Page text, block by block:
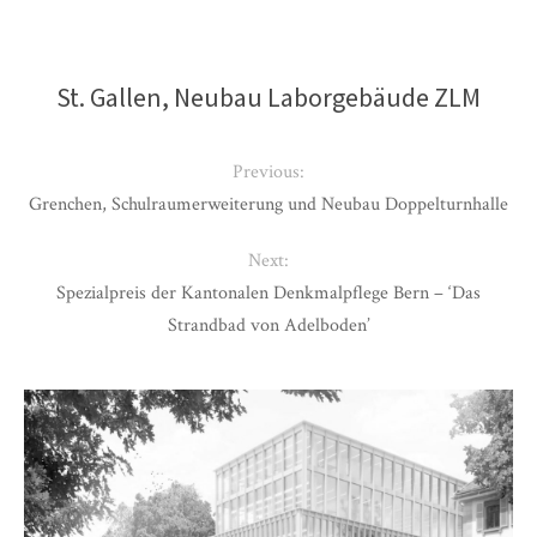
St. Gallen, Neubau Laborgebäude ZLM
Previous:
Grenchen, Schulraumerweiterung und Neubau Doppelturnhalle
Next:
Spezialpreis der Kantonalen Denkmalpflege Bern – ‘Das
Strandbad von Adelboden’